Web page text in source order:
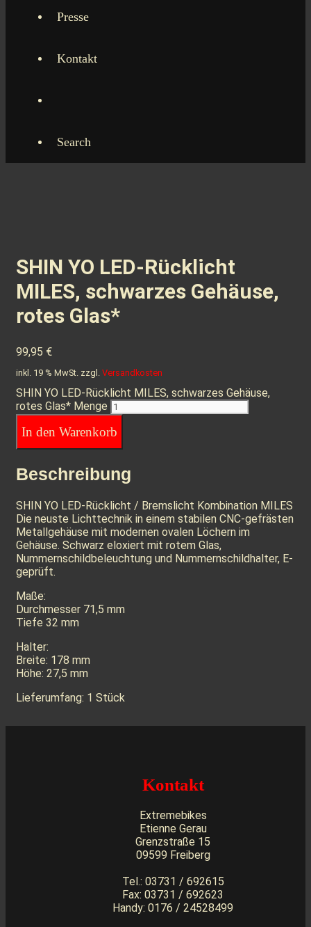
Presse
Kontakt
Search
SHIN YO LED-Rücklicht
MILES, schwarzes Gehäuse,
rotes Glas*
99,95 €
inkl. 19 % MwSt. zzgl. Versandkosten
SHIN YO LED-Rücklicht MILES, schwarzes Gehäuse,
rotes Glas* Menge
In den Warenkorb
Beschreibung
SHIN YO LED-Rücklicht / Bremslicht Kombination MILES
Die neuste Lichttechnik in einem stabilen CNC-gefrästen
Metallgehäuse mit modernen ovalen Löchern im
Gehäuse. Schwarz eloxiert mit rotem Glas,
Nummernschildbeleuchtung und Nummernschildhalter, E-
geprüft.
Maße:
Durchmesser 71,5 mm
Tiefe 32 mm
Halter:
Breite: 178 mm
Höhe: 27,5 mm
Lieferumfang: 1 Stück
Kontakt
Extremebikes
Etienne Gerau
Grenzstraße 15
09599 Freiberg
Tel.: 03731 / 692615
Fax: 03731 / 692623
Handy: 0176 / 24528499